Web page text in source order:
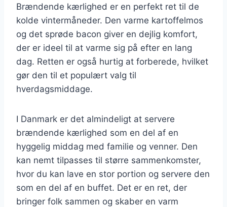
Brændende kærlighed er en perfekt ret til de
kolde vintermåneder. Den varme kartoffelmos
og det sprøde bacon giver en dejlig komfort,
der er ideel til at varme sig på efter en lang
dag. Retten er også hurtig at forberede, hvilket
gør den til et populært valg til
hverdagsmiddage.
I Danmark er det almindeligt at servere
brændende kærlighed som en del af en
hyggelig middag med familie og venner. Den
kan nemt tilpasses til større sammenkomster,
hvor du kan lave en stor portion og servere den
som en del af en buffet. Det er en ret, der
bringer folk sammen og skaber en varm